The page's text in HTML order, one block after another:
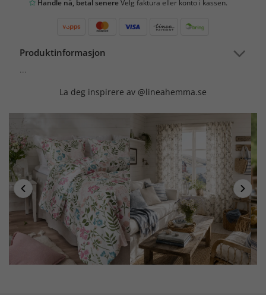
Handle nå, betal senereVelg faktura eller konto i kassen.
Produktinformasjon
La deg inspirere av @lineahemma.se